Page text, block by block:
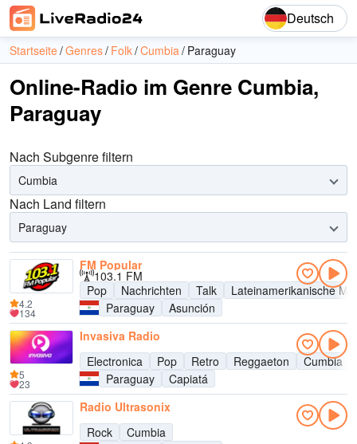
Deutsch
Startseite Genres Folk Cumbia Paraguay
Online-Radio im Genre Cumbia,
Paraguay
Nach Subgenre filtern
Cumbia
Nach Land filtern
Paraguay
FM Popular
103.1 FM
Pop
Nachrichten Talk
Lateinamerikanische
Paraguay
Asunción
4.2
134
Invasiva Radio
Electronica
Pop Retro Reggaeton
Cumbia
Paraguay
Capiatá
5
23
Radio Ultrasonix
Rock
Cumbia